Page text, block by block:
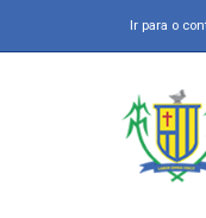
Ir para o